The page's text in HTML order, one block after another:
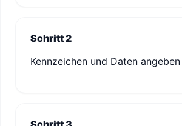
Schritt 2
Kennzeichen und Daten angeben